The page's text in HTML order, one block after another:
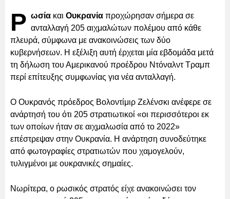
Ρ ωσία και Ουκρανία προχώρησαν σήμερα σε
ανταλλαγή 205 αιχμαλώτων πολέμου από κάθε
πλευρά, σύμφωνα με ανακοινώσεις των δύο
κυβερνήσεων. Η εξέλιξη αυτή έρχεται μία εβδομάδα μετά
τη δήλωση του Αμερικανού προέδρου Ντόναλντ Τραμπ
περί επίτευξης συμφωνίας για νέα ανταλλαγή.
Ο Ουκρανός πρόεδρος Βολοντίμιρ Ζελένσκι ανέφερε σε
ανάρτησή του ότι 205 στρατιωτικοί «οι περισσότεροι εκ
των οποίων ήταν σε αιχμαλωσία από το 2022»
επέστρεψαν στην Ουκρανία. Η ανάρτηση συνοδεύτηκε
από φωτογραφίες στρατιωτών που χαμογελούν,
τυλιγμένοι με ουκρανικές σημαίες.
Νωρίτερα, ο ρωσικός στρατός είχε ανακοινώσει τον